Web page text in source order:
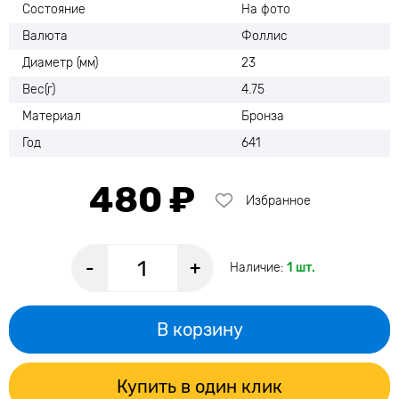
Состояние
На фото
Валюта
Фоллис
Диаметр (мм)
23
Вес(г)
4.75
Материал
Бронза
Год
641
480 ₽ Избранное
- + Наличие: 1 шт.
В корзину
Купить в один клик